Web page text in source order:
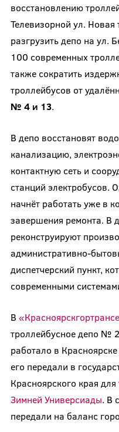
восстановлению
Телевизорной ул. Новая
разгрузить депо на ул.
100 современных
также сократить
троллейбусов от
№ 4 и 13.
В депо восстановят
канализацию,
контактную сеть и
станций электробусов.
начнёт работать уже в
завершения ремонта. В
реконструируют
административно-
диспетчерский пункт,
современными
В
троллейбусное депо №
работало в
его передали в
Красноярского края для
Зимней Универсиады. В
передали на баланс